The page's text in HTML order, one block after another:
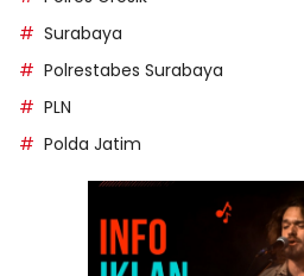
Surabaya
Polrestabes Surabaya
PLN
Polda Jatim